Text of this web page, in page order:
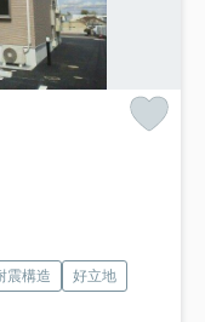
震構造
好立地